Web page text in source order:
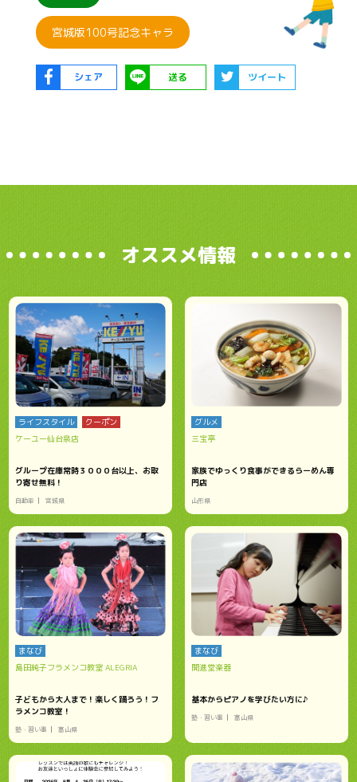
宮城版100号記念キャラ
シェア 送る ツイート
オススメ情報
ライフスタイル
クーポン
ケーユー仙台泉店
グループ在庫常時３０００台以上、お取
り寄せ無料！
自動車 宮城県
グルメ
三宝亭
家族でゆっくり食事ができるらーめん専
門店
山形県
まなび
島田純子フラメンコ教室 ALEGRIA
子どもから大人まで！楽しく踊ろう！フ
ラメンコ教室！
塾・習い事 富山県
まなび
開進堂楽器
基本からピアノを学びたい方に♪
塾・習い事 富山県